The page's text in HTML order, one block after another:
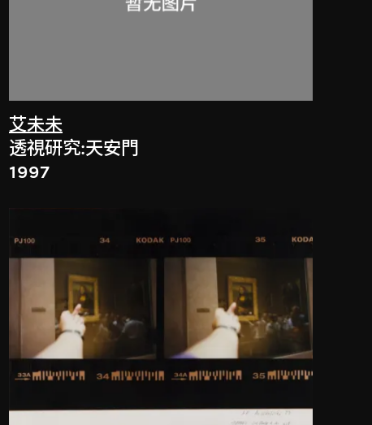
艾未未
透視研究:天安門
1997